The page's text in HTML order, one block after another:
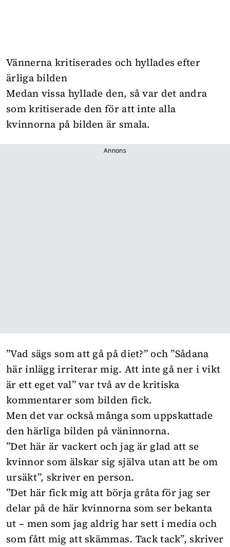
Vännerna kritiserades och hyllades efter
ärliga bilden
Medan vissa hyllade den, så var det andra
som kritiserade den för att inte alla
kvinnorna på bilden är smala.
Annons
”Vad sägs som att gå på diet?” och ”Sådana
här inlägg irriterar mig. Att inte gå ner i vikt
är ett eget val” var två av de kritiska
kommentarer som bilden fick.
Men det var också många som uppskattade
den härliga bilden på väninnorna.
”Det här är vackert och jag är glad att se
kvinnor som älskar sig själva utan att be om
ursäkt”, skriver en person.
”Det här fick mig att börja gråta för jag ser
delar på de här kvinnorna som ser bekanta
ut – men som jag aldrig har sett i media och
som fått mig att skämmas. Tack tack”, skriver